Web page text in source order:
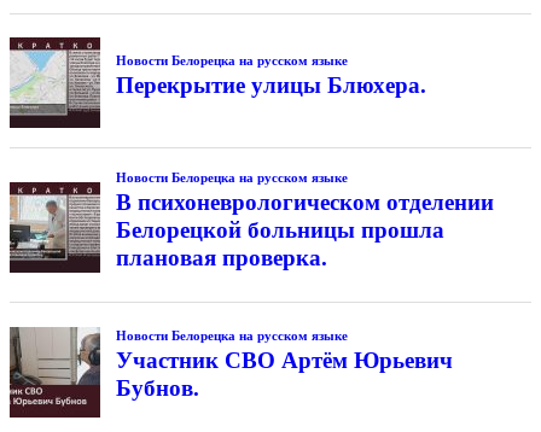
Новости Белорецка на русском языке
Перекрытие улицы Блюхера.
Новости Белорецка на русском языке
В психоневрологическом отделении
Белорецкой больницы прошла
плановая проверка.
Новости Белорецка на русском языке
Участник СВО Артём Юрьевич
Бубнов.